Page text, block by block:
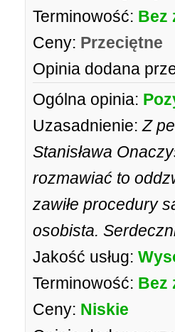
Terminowość: Bez
Ceny: Przeciętne
Opinia dodana
Ogólna opinia:
Uzasadnienie: Z
Stanisława
rozmawiać to
zawiłe procedury
osobista.
Jakość usług:
Terminowość: Bez
Ceny: Niskie